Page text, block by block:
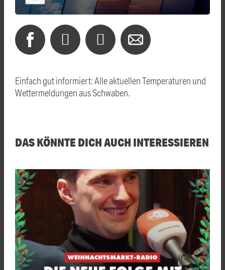
Einfach gut informiert: Alle aktuellen Temperaturen und
Wettermeldungen aus Schwaben.
DAS KÖNNTE DICH AUCH INTERESSIEREN